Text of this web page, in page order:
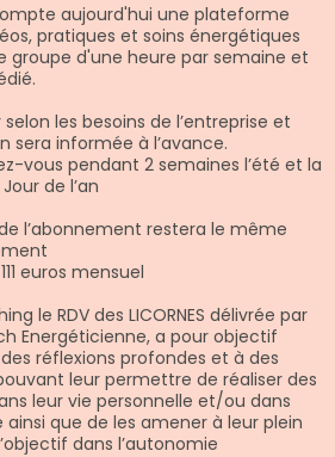
compte aujourd'hui une plateforme
pratiques et soins énergétiques
groupe d'une heure par semaine et
les besoins de l’entreprise et
sera informée à l’avance.
vous pendant 2 semaines l’été et la
de l’an
l’abonnement restera le même
euros mensuel
le RDV des LICORNES délivrée par
Energéticienne, a pour objectif
réflexions profondes et à des
leur permettre de réaliser des
leur vie personnelle et/ou dans
que de les amener à leur plein
dans l’autonomie